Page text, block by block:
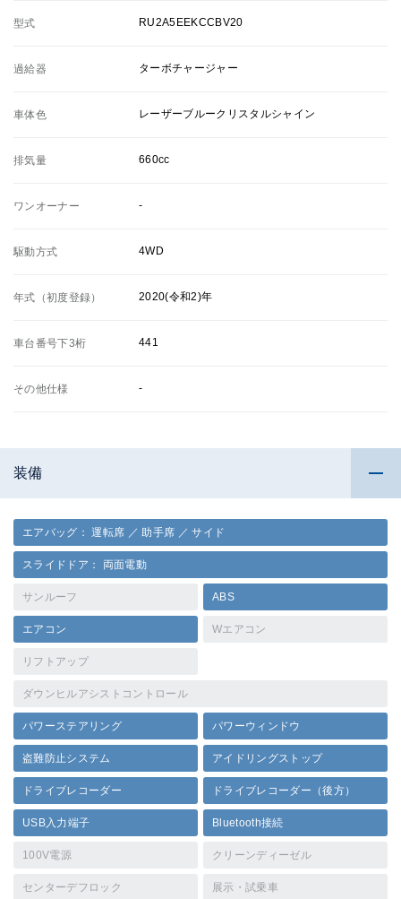
型式 RU2A5EEKCCBV20
過給器 ターボチャージャー
車体色 レーザーブルークリスタルシャイン
排気量 660cc
ワンオーナー -
駆動方式 4WD
年式（初度登録） 2020(令和2)年
車台番号下3桁 441
その他仕様 -
装備
エアバッグ： 運転席 ／ 助手席 ／ サイド
スライドドア： 両面電動
サンルーフ ABS
エアコン Wエアコン
リフトアップ
ダウンヒルアシストコントロール
パワーステアリング パワーウィンドウ
盗難防止システム アイドリングストップ
ドライブレコーダー ドライブレコーダー（後方）
USB入力端子 Bluetooth接続
100V電源 クリーンディーゼル
センターデフロック 展示・試乗車